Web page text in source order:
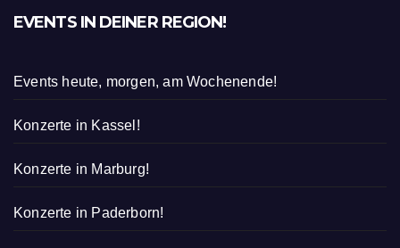
Events heute, morgen, am Wochenende!
Konzerte in Kassel!
Konzerte in Marburg!